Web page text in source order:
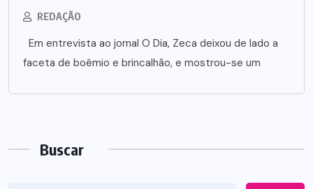
REDAÇÃO
Em entrevista ao jornal O Dia, Zeca deixou de lado a
faceta de boêmio e brincalhão, e mostrou-se um
Buscar